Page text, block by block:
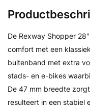
De Rexway Shopper
comfort met een
buitenband met extra
stads- en e-bikes
De 47 mm breedte
resulteert in een stabiel